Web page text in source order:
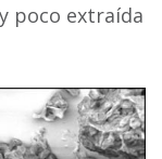
poco extraída